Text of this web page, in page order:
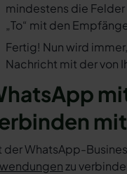
mindestens die Felder
„To“ mit den
Fertig! Nun wird
Nachricht mit der von
der WhatsApp-
zu